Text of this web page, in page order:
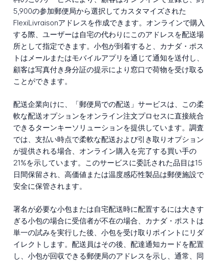
5,900の参加郵便局から選択してカスタマイズされた
FlexiLivraisonアドレスを作成できます。オンラインで購入
する際、ユーザーは自宅の代わりにこのアドレスを配送場
所として指定できます。小包が到着すると、カナダ・ポス
トはメールまたはモバイルアプリを通じて通知を送付し、
顧客は写真付き身分証の提示により窓口で荷物を受け取る
ことができます。
配送企業向けに、「郵便局での配送」サービスは、この柔
軟な配送オプションをオンライン注文プロセスに直接統合
できるターンキーソリューションを提供しています。調査
では、支払い時点で柔軟な配送および引き取りオプション
が提供される場合、オンライン購入を完了する買い手の
21%を示しています。このサービスに委託された品目は15
日間保留され、高価値または温度感応性製品は郵便施設で
安全に保管されます。
署名が必要な小包または自宅配送時に配置するには大きす
ぎる小包の場合に受信者が不在の場合、カナダ・ポストは
単一の試みを実行した後、小包を受け取りポイントにリダ
イレクトします。配送員はその後、配達通知カードを配置
し、小包が回収できる郵便局のアドレスを示し、通常、同